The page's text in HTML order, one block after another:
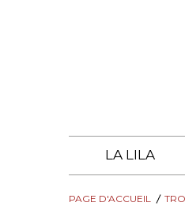
LA LILA
À PROPOS
PAGE D'ACCUEIL